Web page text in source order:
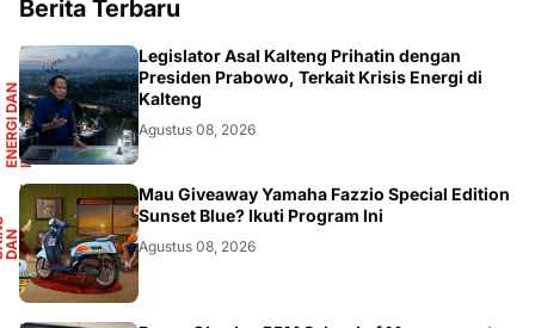
Berita Terbaru
E
N
E
R
G
I
D
A
N
I
N
F
R
A
S
T
R
U
K
T
UR
Legislator Asal Kalteng Prihatin dengan
Presiden Prabowo, Terkait Krisis Energi di
Kalteng
Agustus 08, 2026
N
OF
Mau Giveaway Yamaha Fazzio Special Edition
Sunset Blue? Ikuti Program Ini
Agustus 08, 2026